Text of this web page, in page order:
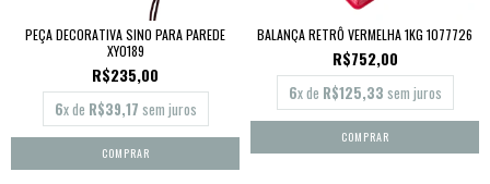
PEÇA DECORATIVA SINO PARA PAREDE
XY0189
R$235,00
6x de R$39,17 sem juros
BALANÇA RETRÔ VERMELHA 1KG 1077726
R$752,00
6x de R$125,33 sem juros